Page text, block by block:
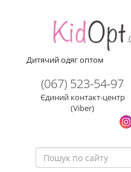
Дитячий одяг оптом
(067) 523-54-97
Єдиний контакт-центр
(Viber)